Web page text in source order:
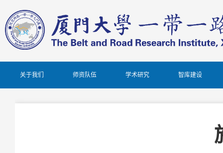
关于我们 师资队伍 学术研究 智库建设